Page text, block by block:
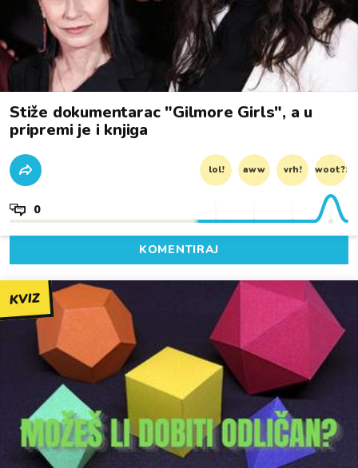
Stiže dokumentarac "Gilmore Girls", a u
pripremi je i knjiga
lol! aww vrh! woot?!
0
KOMENTIRAJ
KVIZ